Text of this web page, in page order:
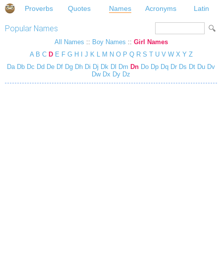
Proverbs Quotes Names Acronyms Latin
Popular Names
All Names :: Boy Names :: Girl Names
A B C D E F G H J K L M N O P Q R S T U V W X Y Z
Da Db Dc Dd De Df Dg Dh Di Dj Dk Dl Dm Dn Do Dp Dq Dr Ds Dt Du Dv
Dw Dx Dy Dz